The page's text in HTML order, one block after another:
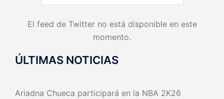
El feed de Twitter no está disponible en este
momento.
ÚLTIMAS NOTICIAS
Ariadna Chueca participará en la NBA 2K26